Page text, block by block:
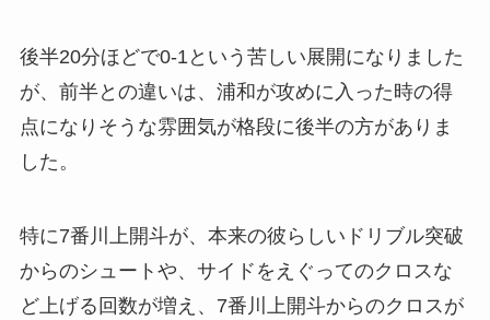
後半20分ほどで0-1という苦しい展開になりました
が、前半との違いは、浦和が攻めに入った時の得
点になりそうな雰囲気が格段に後半の方がありま
した。
特に7番川上開斗が、本来の彼らしいドリブル突破
からのシュートや、サイドをえぐってのクロスな
ど上げる回数が増え、7番川上開斗からのクロスが